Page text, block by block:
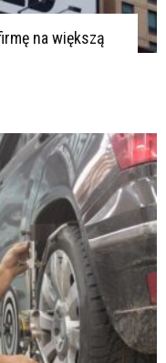
na większą